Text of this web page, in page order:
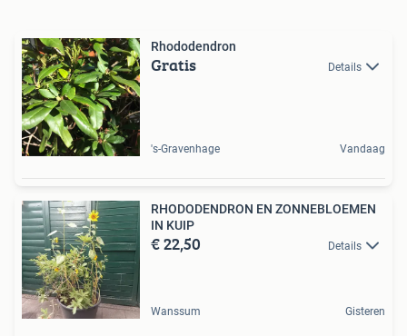
Rhododendron
Gratis Details
's-Gravenhage Vandaag
RHODODENDRON EN ZONNEBLOEMEN
IN KUIP
€ 22,50 Details
Wanssum Gisteren